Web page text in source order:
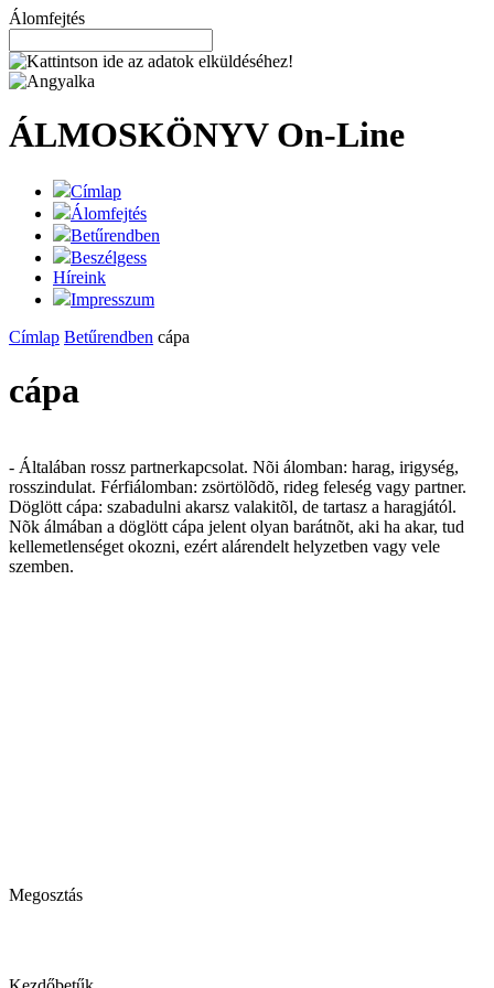
Álomfejtés
ÁLMOSKÖNYV On-Line
Címlap
Álomfejtés
Betűrendben
Beszélgess
Híreink
Impresszum
Címlap Betűrendben cápa
cápa
- Általában rossz partnerkapcsolat. Nõi álomban: harag, irigység,
rosszindulat. Férfiálomban: zsörtölõdõ, rideg feleség vagy partner.
Döglött cápa: szabadulni akarsz valakitõl, de tartasz a haragjától.
Nõk álmában a döglött cápa jelent olyan barátnõt, aki ha akar, tud
kellemetlenséget okozni, ezért alárendelt helyzetben vagy vele
szemben.
Megosztás